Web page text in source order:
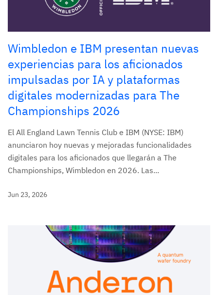
Wimbledon e IBM presentan nuevas
experiencias para los aficionados
impulsadas por IA y plataformas
digitales modernizadas para The
Championships 2026
El All England Lawn Tennis Club e IBM (NYSE: IBM)
anunciaron hoy nuevas y mejoradas funcionalidades
digitales para los aficionados que llegarán a The
Championships, Wimbledon en 2026. Las...
Jun 23, 2026